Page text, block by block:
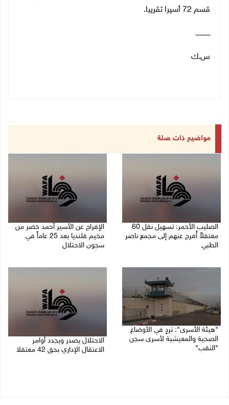
قسم 72 أسيرا تقريبا.
ــــــــــــــ
س.ك
مواضيع ذات صلة
الصليب الأحمر: تسهيل نقل 60
معتقلاً أُفرج عنهم إلى مجمع ناصر
الطبي
الإفراج عن الأسير أحمد خضر من
مخيم قلنديا بعد 25 عاماً في
سجون الاحتلال
"هيئة الأسرى": تردٍ في الأوضاع
الصحية والمعيشية لأسرى سجن
"النقب"
الاحتلال يصدر ويجدد أوامر
الاعتقال الإداري بحق 42 معتقلا